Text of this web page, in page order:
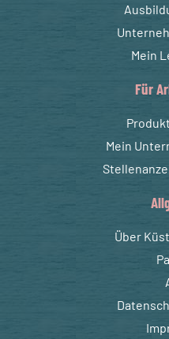
Mein
Für
Mein
Über